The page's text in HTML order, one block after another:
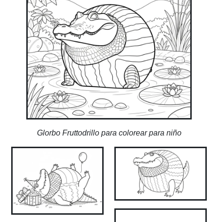
Glorbo Fruttodrillo para colorear para niño